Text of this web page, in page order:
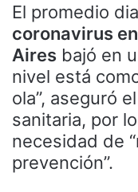
El promedio
coronavirus
Aires bajó en
nivel está
ola”, aseguró
sanitaria, por
necesidad de
prevención”.